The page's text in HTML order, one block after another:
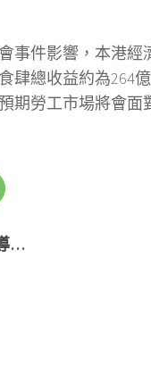
事件影響，本港
肆總收益約為264
期勞工市場將會
…